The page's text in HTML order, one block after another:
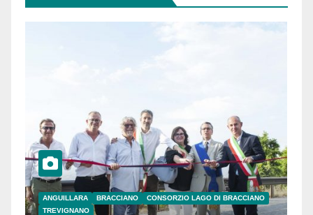
ANGUILLARA BRACCIANO
CONSORZIO LAGO DI BRACCIANO
TREVIGNANO